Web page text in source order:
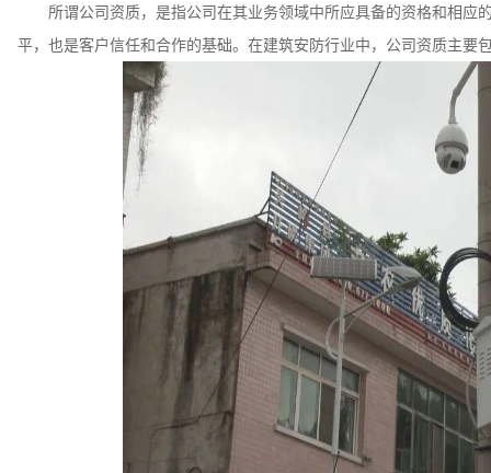
所谓公司资质，是指公司在其业务领域中所应具备的资格和相应
平，也是客户信任和合作的基础。在建筑安防行业中，公司资质主要